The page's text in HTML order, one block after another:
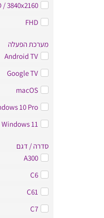
/ 3840x2160
FHD
מערכת הפעלה
Android TV
Google TV
macOS
10 Pro
Windows 11
סדרה / דגם
A300
C6
C61
C7